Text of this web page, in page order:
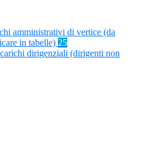
amministrativi di vertice (da
in tabelle) 25
dirigenziali (dirigenti non